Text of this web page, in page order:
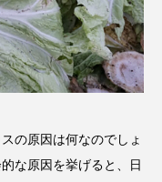
の原因は何なのでしょ
な原因を挙げると、日